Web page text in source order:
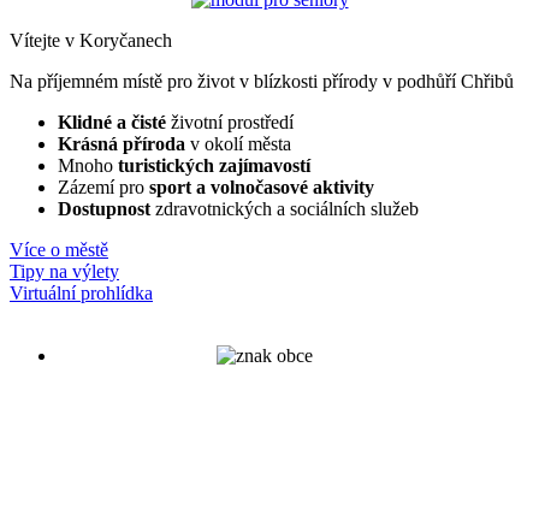
Vítejte v Koryčanech
Na příjemném místě pro život v blízkosti přírody v podhůří Chřibů
Klidné a čisté životní prostředí
Krásná příroda v okolí města
Mnoho turistických zajímavostí
Zázemí pro sport a volnočasové aktivity
Dostupnost zdravotnických a sociálních služeb
Více o městě
Tipy na výlety
Virtuální prohlídka